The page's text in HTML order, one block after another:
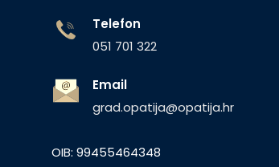
Telefon
051 701 322
Email
grad.opatija@opatija.hr
OIB: 99455464348